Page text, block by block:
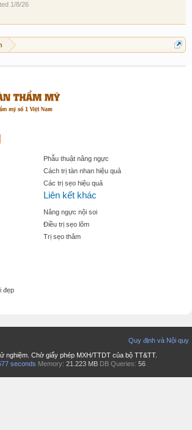
1/8/26
Phẫu thuật nâng ngực
Cách trị tàn nhan hiệu quả
Các trị sẹo hiệu quả
Liên kết khác
Nâng ngực nội soi
Điều trị sẹo lõm
Trị sẹo thâm
đẹp
Quy định và Nội quy
nghiệm. Chờ giấy phép MXH/TTDT của bộ TT&TT.
seconds Memory: 21.223 MB DB Queries: 56